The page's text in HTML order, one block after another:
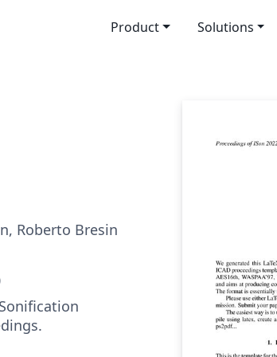
Product Solutions
Roberto Bresin